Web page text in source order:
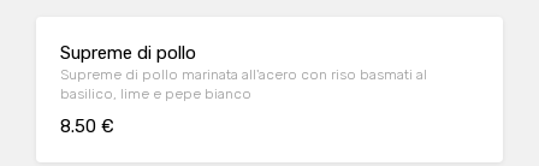
Supreme di pollo
Supreme di pollo marinata all'acero con riso basmati al
basilico, lime e pepe bianco
8.50 €